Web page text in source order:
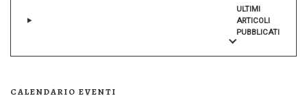
ULTIMI
ARTICOLI
PUBBLICATI
CALENDARIO EVENTI